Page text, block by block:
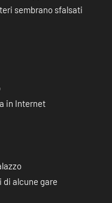
sembrano sfalsati
in Internet
di alcune gare